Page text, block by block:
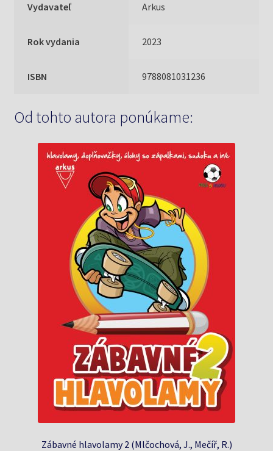
Vydavateľ Arkus
Rok vydania 2023
ISBN 9788081031236
Od tohto autora ponúkame:
Zábavné hlavolamy 2 (Mlčochová, J., Mečíř, R.)